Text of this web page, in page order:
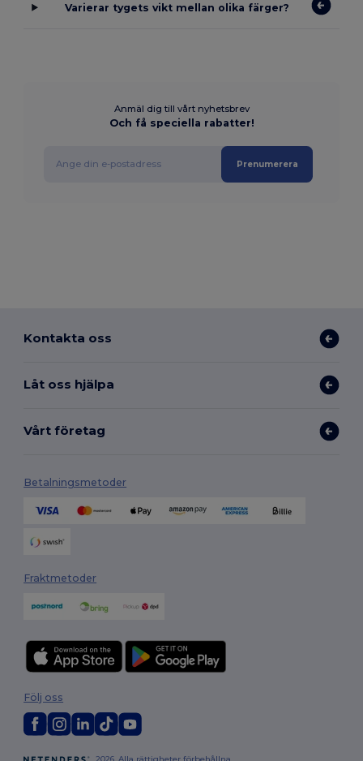
Varierar tygets vikt mellan olika färger?
Anmäl dig till vårt nyhetsbrev
Och få speciella rabatter!
Prenumerera
Kontakta oss
Låt oss hjälpa
Vårt företag
Betalningsmetoder
Fraktmetoder
Följ oss